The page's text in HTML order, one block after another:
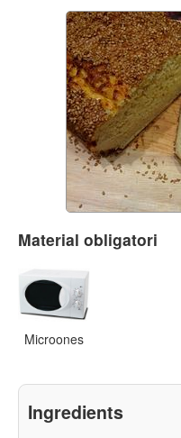
Material obligatori
Microones
Ingredients